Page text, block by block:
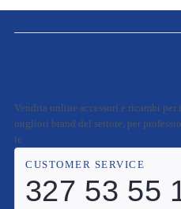
Vendita online accessori e ricambi per
migliori brand del settore, per
te
CUSTOMER SERVICE
327 53 55